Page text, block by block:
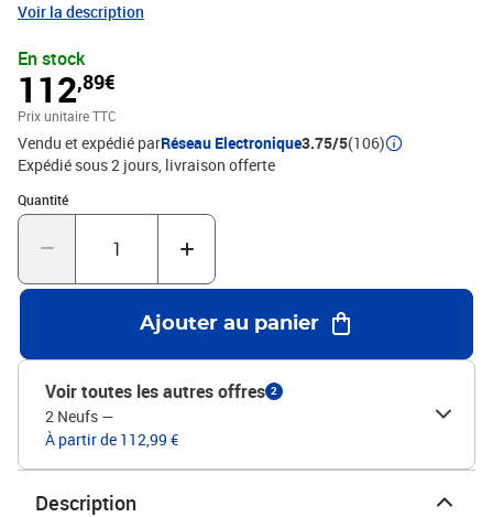
parfaitement à toute chambre à coucher. Tissu durable : le tissu
durable.LED colorée : apportez de l'éclairage dans l'obscurité avec
des lumières LED colorées !Hauteur réglable : la tête de lit est
réglable en hauteur selon vos préférences.Excellent soutien : la
tête de lit vous offre un excellent soutien du dos lorsque vous êtes
assis dans votre lit pour lire ou regarder la télévision.Bande à LED
découpable : cette bande à LED flexible peut être ajustée en
longueur. Le symbole des ciseaux indique où la bande peut être
coupée en toute sécurité sans l'endommager. Remarque :Seule la
partie avec un symbole de ciseaux peut être coupée et seule la
produit est livré avec un manuel de montage dans la boîte pour un
montage facile.Ce produit est doté d'un connecteur USB, mais la
source d'alimentation certifiée de USB 5V n'est pas incluse.Tête de
lit :Couleur : gris clairMatériau : tissu (100 % polyester), bois
d'ingénierie, bois de mélèze massifMatériau de remplissage :
mousseDimensions : 163 x 16 x 78/88 cm (l x P x H)Bande LED
:Longueur (chacune) : 55 cmTension : c.c. 5 VLongueur du câble
USB : 150 cmLongueur du câble d'alimentation : 30 cmIndice IP :
IP65Avec symbole de coupe à ciseauxLa livraison contient :1 x
tête de lit avec oreilles2 x bande à LED
Voir la description
En stock
112,89€
Prix unitaire TTC
Vendu et expédié parRéseau Electronique3.75/5(106)
Expédié sous 2 jours livraison offerte
Quantité
Quantité : 1
Ajouter au panier
Voir toutes les autres offres 2
2 Neufs —
À partir de 112,99 €
Description